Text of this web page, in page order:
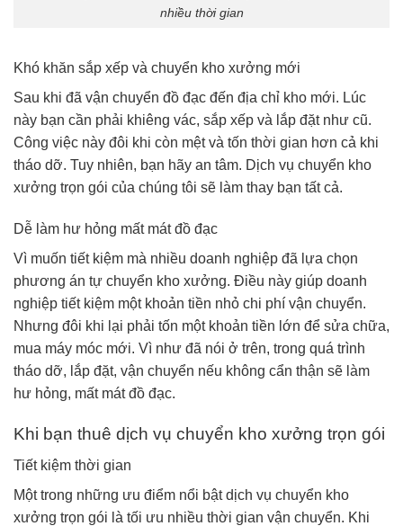
nhiều thời gian
Khó khăn sắp xếp và chuyển kho xưởng mới
Sau khi đã vận chuyển đồ đạc đến địa chỉ kho mới. Lúc
này bạn cần phải khiêng vác, sắp xếp và lắp đặt như cũ.
Công việc này đôi khi còn mệt và tốn thời gian hơn cả khi
tháo dỡ. Tuy nhiên, bạn hãy an tâm. Dịch vụ chuyển kho
xưởng trọn gói của chúng tôi sẽ làm thay bạn tất cả.
Dễ làm hư hỏng mất mát đồ đạc
Vì muốn tiết kiệm mà nhiều doanh nghiệp đã lựa chọn
phương án tự chuyển kho xưởng. Điều này giúp doanh
nghiệp tiết kiệm một khoản tiền nhỏ chi phí vận chuyển.
Nhưng đôi khi lại phải tốn một khoản tiền lớn để sửa chữa,
mua máy móc mới. Vì như đã nói ở trên, trong quá trình
tháo dỡ, lắp đặt, vận chuyển nếu không cẩn thận sẽ làm
hư hỏng, mất mát đồ đạc.
Khi bạn thuê dịch vụ chuyển kho xưởng trọn gói
Tiết kiệm thời gian
Một trong những ưu điểm nổi bật dịch vụ chuyển kho
xưởng trọn gói là tối ưu nhiều thời gian vận chuyển. Khi